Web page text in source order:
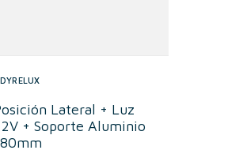
Lateral + Luz
+ Soporte Aluminio